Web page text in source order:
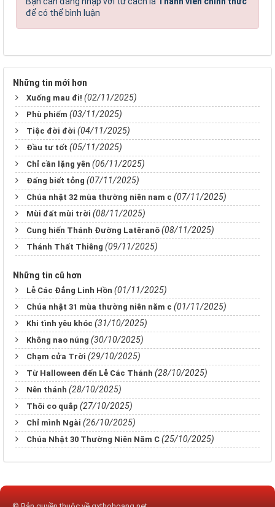
để có thể bình luận
Những tin mới hơn
Xuống mau đi! (02/11/2025)
Phù phiếm (03/11/2025)
Tiệc đời đời (04/11/2025)
Đầu tư tốt (05/11/2025)
Chỉ cần lặng yên (06/11/2025)
Đấng biết tỏng (07/11/2025)
Chúa nhật 32 mùa thường niên nam c (07/11/2025)
Mùi đất mùi trời (08/11/2025)
Cung hiến Thánh Đường Latêranô (08/11/2025)
Thánh Thất Thiêng (09/11/2025)
Những tin cũ hơn
Lễ Các Đẳng Linh Hồn (01/11/2025)
Chúa nhật 31 mùa thường niên năm c (01/11/2025)
Khi tình yêu khóc (31/10/2025)
Không nao núng (30/10/2025)
Chạm cửa Trời (29/10/2025)
Từ Halloween đến Lễ Các Thánh (28/10/2025)
Nên thánh (28/10/2025)
Thôi co quắp (27/10/2025)
Chỉ mình Ngài (26/10/2025)
Chúa Nhật 30 Thường Niên Năm C (25/10/2025)